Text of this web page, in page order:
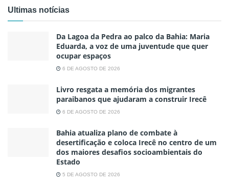
Ultimas notícias
Da Lagoa da Pedra ao palco da Bahia: Maria
Eduarda, a voz de uma juventude que quer
ocupar espaços
6 DE AGOSTO DE 2026
Livro resgata a memória dos migrantes
paraibanos que ajudaram a construir Irecê
6 DE AGOSTO DE 2026
Bahia atualiza plano de combate à
desertificação e coloca Irecê no centro de um
dos maiores desafios socioambientais do
Estado
5 DE AGOSTO DE 2026